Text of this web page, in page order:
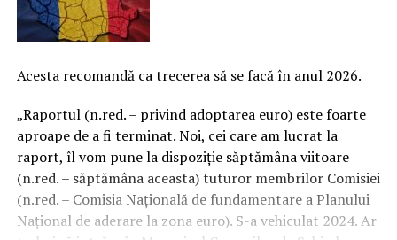
Acesta recomandă ca trecerea să se facă în anul 2026.
„Raportul (n.red. – privind adoptarea euro) este foarte
aproape de a fi terminat. Noi, cei care am lucrat la
raport, îl vom pune la dispoziţie săptămâna viitoare
(n.red. – săptămâna aceasta) tuturor membrilor Comisiei
(n.red. – Comisia Naţională de fundamentare a Planului
Naţional de aderare la zona euro). S-a vehiculat 2024. Ar